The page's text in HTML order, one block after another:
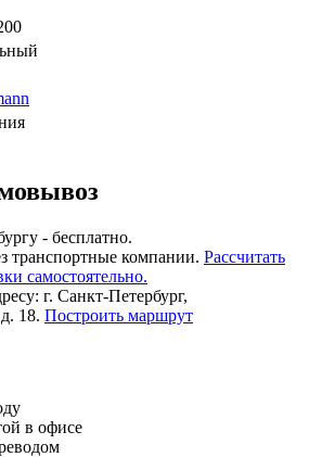
- бесплатно.
транспортные компании. Рассчитать
самостоятельно.
г. Санкт-Петербург,
18. Построить маршрут
в офисе